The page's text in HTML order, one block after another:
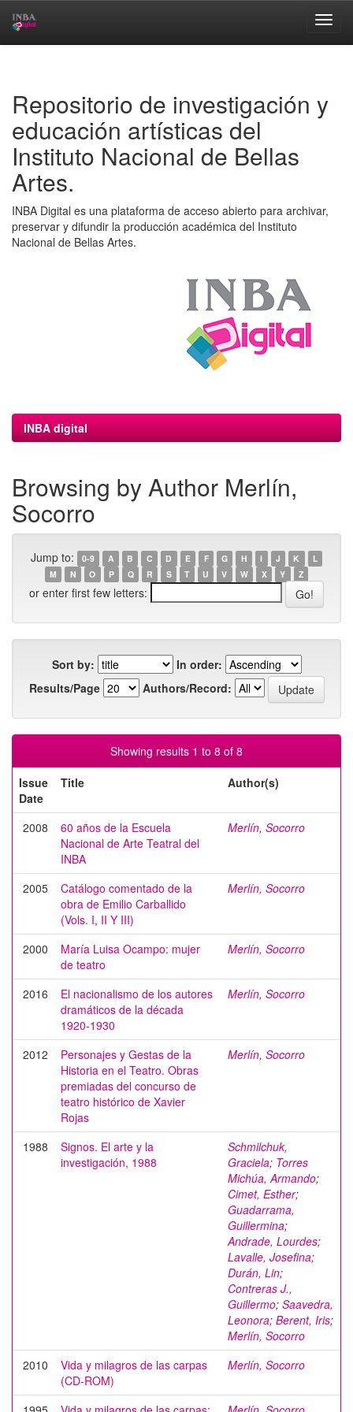
Repositorio de investigación y
educación artísticas del
Instituto Nacional de Bellas
Artes.
INBA Digital es una plataforma de acceso abierto para archivar,
preservar y difundir la producción académica del Instituto
Nacional de Bellas Artes.
INBA digital
Browsing by Author Merlín,
Socorro
Jump to: 0-9 A B C D E F G H I J K
L
M
N O P Q R S T U V W X Y Z
or enter first few letters:
Sort by:
In order:
Results/Page
Authors/Record:
Showing results 1 to 8 of 8
Issue
Date
Title Author(s)
2008
60 años de la Escuela
Nacional de Arte Teatral del
INBA
Merlín, Socorro
2005
Catálogo comentado de la
obra de Emilio Carballido
(Vols. I, II Y III)
Merlín, Socorro
2000
María Luisa Ocampo: mujer
de teatro
Merlín, Socorro
2016
El nacionalismo de los autores
dramáticos de la década
1920-1930
Merlín, Socorro
2012
Personajes y Gestas de la
Historia en el Teatro. Obras
premiadas del concurso de
teatro histórico de Xavier
Rojas
Merlín, Socorro
1988
Signos. El arte y la
investigación, 1988
Schmilchuk,
Graciela; Torres
Michúa, Armando;
Cimet, Esther;
Guadarrama,
Guillermina;
Andrade, Lourdes;
Lavalle, Josefina;
Durán, Lin;
Contreras J.,
Guillermo; Saavedra,
Leonora; Berent, Iris;
Merlín, Socorro
2010
Vida y milagros de las carpas
(CD-ROM)
Merlín, Socorro